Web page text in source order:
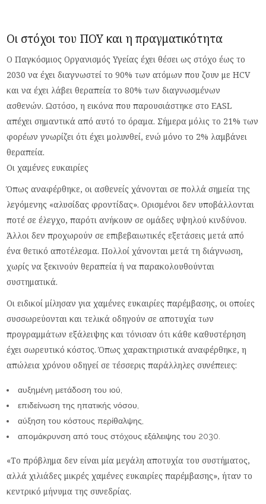
Οι στόχοι του ΠΟΥ και η πραγματικότητα
Ο Παγκόσμιος Οργανισμός Υγείας έχει θέσει ως στόχο έως το
2030 να έχει διαγνωστεί το 90% των ατόμων που ζουν με HCV
και να έχει λάβει θεραπεία το 80% των διαγνωσμένων
ασθενών. Ωστόσο, η εικόνα που παρουσιάστηκε στο EASL
απέχει σημαντικά από αυτό το όραμα. Σήμερα μόλις το 21% των
φορέων γνωρίζει ότι έχει μολυνθεί, ενώ μόνο το 2% λαμβάνει
θεραπεία.
Οι χαμένες ευκαιρίες
Όπως αναφέρθηκε, οι ασθενείς χάνονται σε πολλά σημεία της
λεγόμενης «αλυσίδας φροντίδας». Ορισμένοι δεν υποβάλλονται
ποτέ σε έλεγχο, παρότι ανήκουν σε ομάδες υψηλού κινδύνου.
Άλλοι δεν προχωρούν σε επιβεβαιωτικές εξετάσεις μετά από
ένα θετικό αποτέλεσμα. Πολλοί χάνονται μετά τη διάγνωση,
χωρίς να ξεκινούν θεραπεία ή να παρακολουθούνται
συστηματικά.
Οι ειδικοί μίλησαν για χαμένες ευκαιρίες παρέμβασης, οι οποίες
συσσωρεύονται και τελικά οδηγούν σε αποτυχία των
προγραμμάτων εξάλειψης και τόνισαν ότι κάθε καθυστέρηση
έχει σωρευτικό κόστος. Όπως χαρακτηριστικά αναφέρθηκε, η
απώλεια χρόνου οδηγεί σε τέσσερις παράλληλες συνέπειες:
αυξημένη μετάδοση του ιού,
επιδείνωση της ηπατικής νόσου,
αύξηση του κόστους περίθαλψης,
απομάκρυνση από τους στόχους εξάλειψης του 2030.
«Το πρόβλημα δεν είναι μία μεγάλη αποτυχία του συστήματος,
αλλά χιλιάδες μικρές χαμένες ευκαιρίες παρέμβασης», ήταν το
κεντρικό μήνυμα της συνεδρίας.